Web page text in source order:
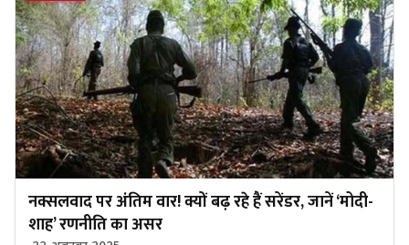
नक्सलवाद पर अंतिम वार! क्यों बढ़ रहे हैं सरेंडर, जानें ‘मोदी-
शाह’ रणनीति का असर